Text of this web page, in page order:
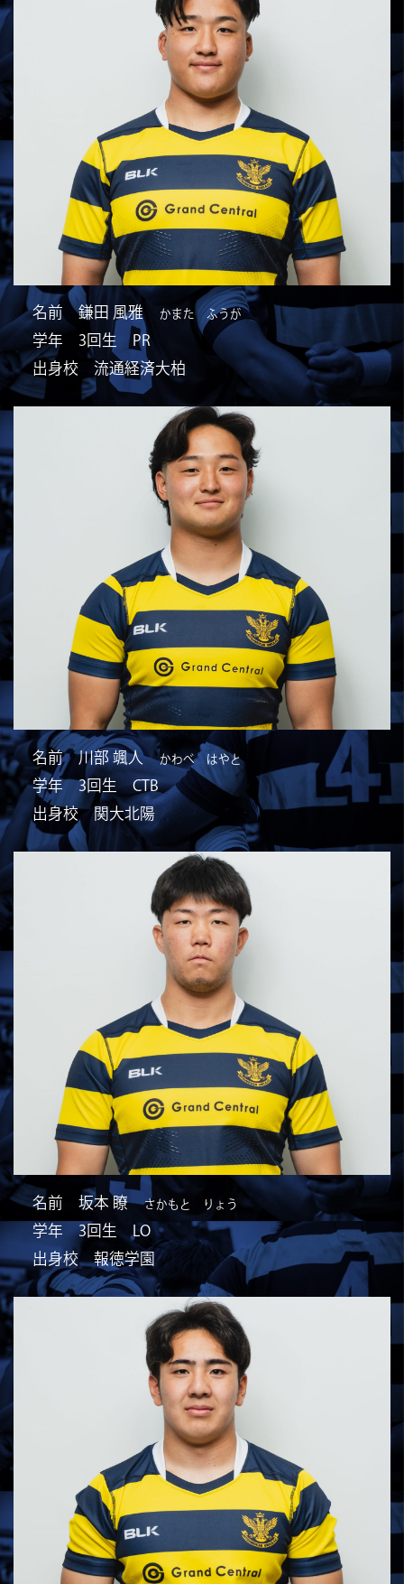
名前 鎌田 風雅 かまた ふうが
学年 3回生 PR
出身校 流通経済大柏
名前 川部 颯人 かわべ はやと
学年 3回生 CTB
出身校 関大北陽
名前 坂本 瞭 さかもと りょう
学年 3回生 LO
出身校 報徳学園